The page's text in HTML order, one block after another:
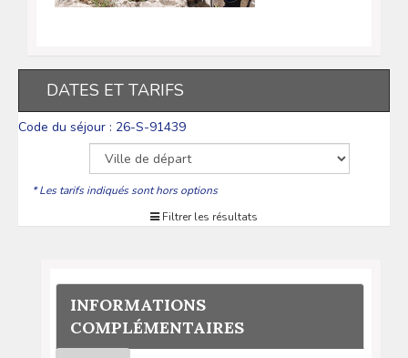
DATES ET TARIFS
Code du séjour : 26-S-91439
* Les tarifs indiqués sont hors options
Filtrer les résultats
INFORMATIONS
COMPLÉMENTAIRES